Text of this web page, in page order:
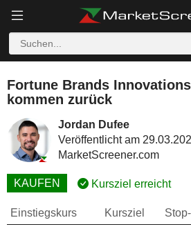
Fortune Brands
kommen zurück
Jordan Dufee
Veröffentlicht am
MarketScreener.com
KAUFEN Kursziel erreicht
Einstiegskurs Kursziel